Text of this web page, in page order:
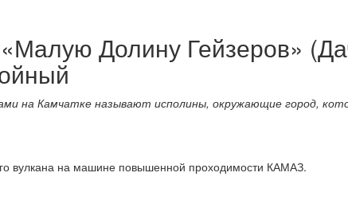
«Малую Долину Гейзеров»
на Камчатке называют исполины, окружающие город,
вулкана на машине повышенной проходимости КАМАЗ.